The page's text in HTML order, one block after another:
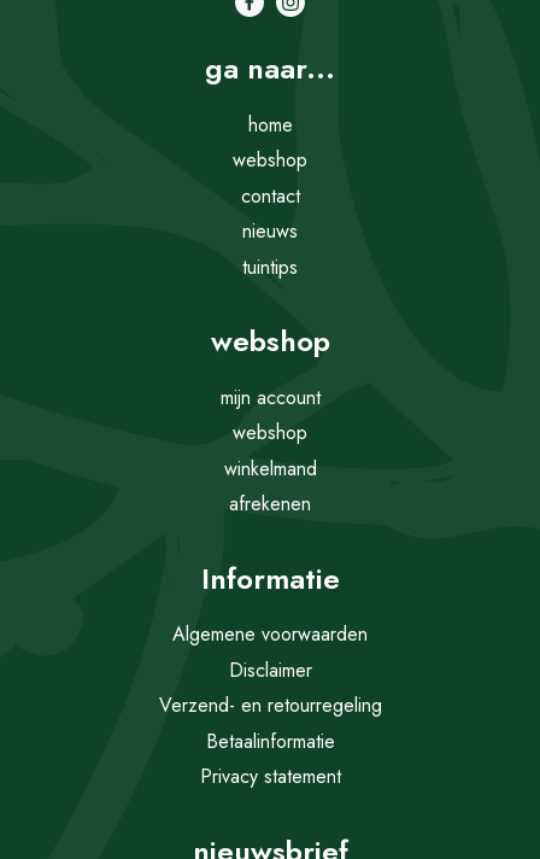
ga naar...
home
webshop
contact
nieuws
tuintips
webshop
mijn account
webshop
winkelmand
afrekenen
Informatie
Algemene voorwaarden
Disclaimer
Verzend- en retourregeling
Betaalinformatie
Privacy statement